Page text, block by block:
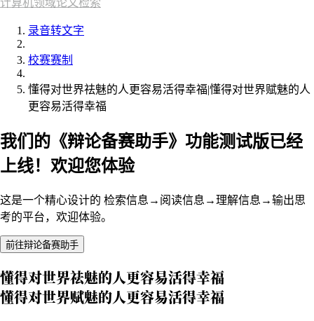
计算机领域论文检索
录音转文字
校赛赛制
懂得对世界祛魅的人更容易活得幸福|懂得对世界赋魅的人
更容易活得幸福
我们的《辩论备赛助手》功能测试版已经
上线！欢迎您体验
这是一个精心设计的 检索信息→阅读信息→理解信息→输出思
考的平台，欢迎体验。
前往辩论备赛助手
懂得对世界祛魅的人更容易活得幸福
懂得对世界赋魅的人更容易活得幸福